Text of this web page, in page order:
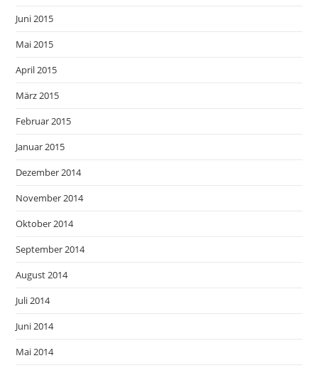
Juni 2015
Mai 2015
April 2015
März 2015
Februar 2015
Januar 2015
Dezember 2014
November 2014
Oktober 2014
September 2014
August 2014
Juli 2014
Juni 2014
Mai 2014